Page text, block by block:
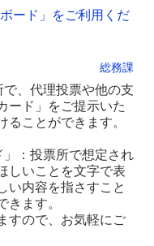
ード」をご利用くだ
総務課
、代理投票や他の支
ード」をご提示いた
ることができます。
：投票所で想定され
しいことを文字で表
い内容を指さすこと
きます。
すので、お気軽にご